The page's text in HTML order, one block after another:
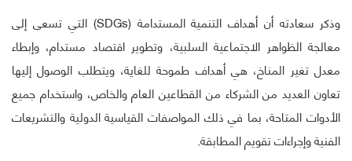
وذكر سعادته أن أهداف التنمية المستدامة (SDGs) التي تسعى إلى
معالجة الظواهر الاجتماعية السلبية، وتطوير اقتصاد مستدام، وإبطاء
معدل تغير المناخ، هي أهداف طموحة للغاية، ويتطلب الوصول إليها
تعاون العديد من الشركاء من القطاعين العام والخاص، واستخدام جميع
الأدوات المتاحة، بما في ذلك المواصفات القياسية الدولية والتشريعات
الفنية وإجراءات تقويم المطابقة.